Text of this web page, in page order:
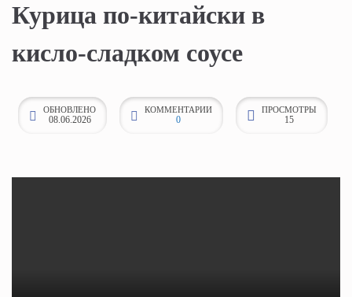
Курица по-китайски в
кисло-сладком соусе
ОБНОВЛЕНО
08.06.2026
КОММЕНТАРИИ
0
ПРОСМОТРЫ
15